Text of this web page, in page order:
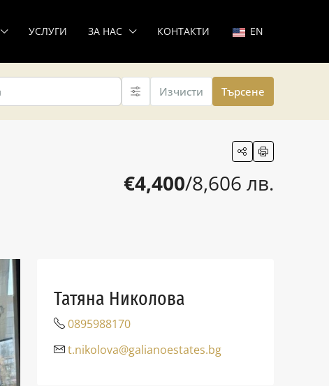
УСЛУГИ ЗА НАС КОНТАКТИ EN
Изчисти Търсене
€4,400/8,606 лв.
Татяна Николова
0895988170
t.nikolova@galianoestates.bg